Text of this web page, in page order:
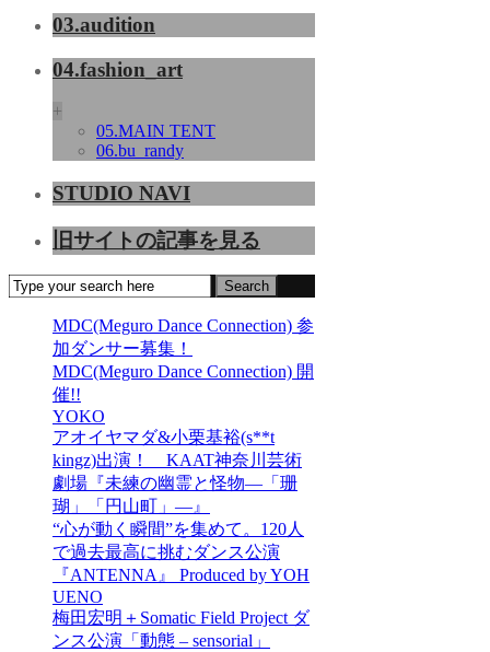
03.audition
04.fashion_art
+
05.MAIN TENT
06.bu_randy
STUDIO NAVI
旧サイトの記事を見る
MDC(Meguro Dance Connection) 参
加ダンサー募集！
MDC(Meguro Dance Connection) 開
催!!
YOKO
アオイヤマダ&小栗基裕(s**t
kingz)出演！ KAAT神奈川芸術
劇場『未練の幽霊と怪物―「珊
瑚」「円山町」―』
“心が動く瞬間”を集めて。120人
で過去最高に挑むダンス公演
『ANTENNA』 Produced by YOH
UENO
梅田宏明＋Somatic Field Project ダ
ンス公演「動態 ‒ sensorial」